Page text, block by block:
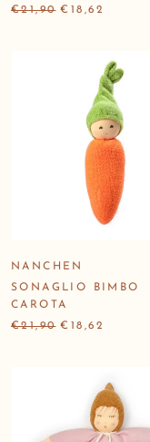
€21,90 €18,62
NANCHEN
SONAGLIO BIMBO
CAROTA
€21,90 €18,62